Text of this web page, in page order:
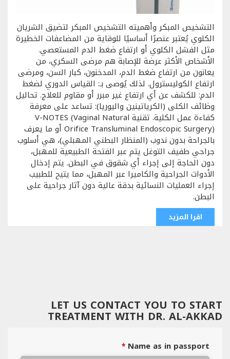
التشخيص المبكر وأهميته التشخيص المبكر لتضيق الشريان
الكلوي يُعتبر عنصرًا أساسيًا للوقاية من المضاعفات الخطيرة
مثل الفشل الكلوي أو ارتفاع ضغط الدم المستعصي.
الأشخاص الأكثر عرضة للإصابة هم مرضى السكري، من
يعانون من ارتفاع ضغط الدم، المدخنون، كبار السن، ومرضى
ارتفاع الكوليسترول. لذلك يُوصى بـ: القياس الدوري لضغط
الدم: للكشف عن أي ارتفاع غير مبرر أو مقاوم للعلاج. تحاليل
وظائف الكلى (الكرياتينين واليوريا): تساعد على معرفة
كفاءة عمل الكلية. تقنية V-NOTES (Vaginal Natural
Orifice Transluminal Endoscopic Surgery) أو ما يعرف
بالجراحة بدون ندوب (المنظار البطني المهبلي)، هي أسلوب
جراحي طفيف التوغل يتم عبر الفتحة الطبيعية للمهبل،
دون الحاجة إلى إجراء أي شقوق في البطن. يتم إدخال
الأدوات الجراحية والكاميرا عبر المهبل، مما يتيح للطبيب
إجراء العمليات النسائية بدقة عالية دون آثار جراحية على
البطن.
اقرا المزيد
LET US CONTACT YOU TO START
TREATMENT WITH DR. AL-AKKAD
Name as in passport
*